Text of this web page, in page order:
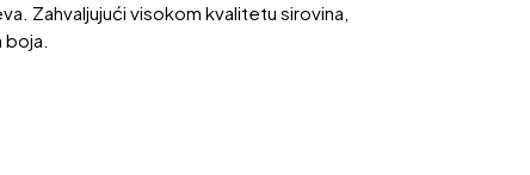
Zahvaljujući visokom kvalitetu sirovina,
boja.